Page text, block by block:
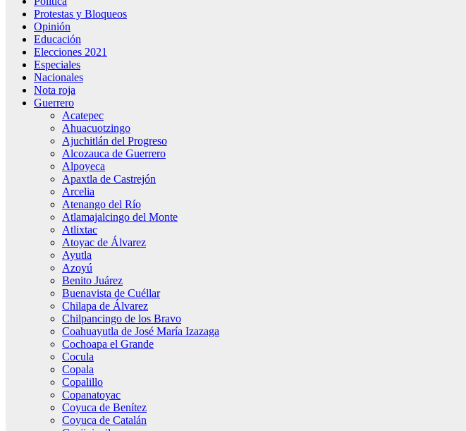
Protestas y Bloqueos
Opinión
Educación
Elecciones 2021
Especiales
Nacionales
Nota roja
Guerrero
Acatepec
Ahuacuotzingo
Ajuchitlán del Progreso
Alcozauca de Guerrero
Alpoyeca
Apaxtla de Castrejón
Arcelia
Atenango del Río
Atlamajalcingo del Monte
Atlixtac
Atoyac de Álvarez
Ayutla
Azoyú
Benito Juárez
Buenavista de Cuéllar
Chilapa de Álvarez
Chilpancingo de los Bravo
Coahuayutla de José María Izazaga
Cochoapa el Grande
Cocula
Copala
Copalillo
Copanatoyac
Coyuca de Benítez
Coyuca de Catalán